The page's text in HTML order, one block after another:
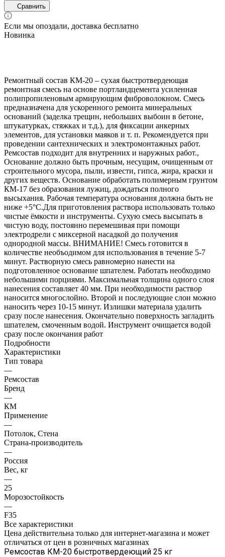
Сравнить
Если мы опоздали, доставка бесплатно
Новинка
Ремонтный состав КМ-20 – сухая быстротвердеющая
ремонтная смесь на основе портландцемента усиленная
полипропиленовым армирующим фиброволокном. Смесь
предназначена для ускоренного ремонта минеральных
оснований (заделка трещин, небольших выбоин в бетоне,
штукатурках, стяжках и т.д.), для фиксации анкерных
элементов, для установки маяков и т. п. Рекомендуется при
проведении сантехнических и электромонтажных работ.
Ремсостав подходит для внутренних и наружных работ.,
Основание должно быть прочным, несущим, очищенным от
строительного мусора, пыли, извести, гипса, жира, краски и
других веществ. Основание обработать полимерным грунтом
КМ-17 без образования лужиц, дождаться полного
высыхания. Рабочая температура основания должна быть не
ниже +5°С.Для приготовления раствора использовать только
чистые ёмкости и инструменты. Сухую смесь высыпать в
чистую воду, постоянно перемешивая при помощи
электродрели с миксерной насадкой до получения
однородной массы. ВНИМАНИЕ! Смесь готовится в
количестве необъодимом для использования в течение 5-7
минут. Растворную смесь равномерно нанести на
подготовленное основание шпателем. Работать необходимо
небольшими порциями. Максимальная толщина одного слоя
нанесения составляет 40 мм. При необходимости раствор
наносится многослойно. Второй и последующие слои можно
наносить через 10-15 минут. Излишки материала удалить
сразу после нанесения. Окончательно поверхность загладить
шпателем, смоченным водой. Инструмент очищается водой
сразу после окончания работ
Подробности
Характеристики
Тип товара
—
Ремсостав
Бренд
—
КМ
Применение
—
Потолок, Стена
Страна-производитель
—
Россия
Вес, кг
—
25
Морозостойкость
—
F35
Все характеристики
Цена действительна только для интернет-магазина и может
отличаться от цен в розничных магазинах
Ремсостав КМ-20 быстротвердеющий 25 кг